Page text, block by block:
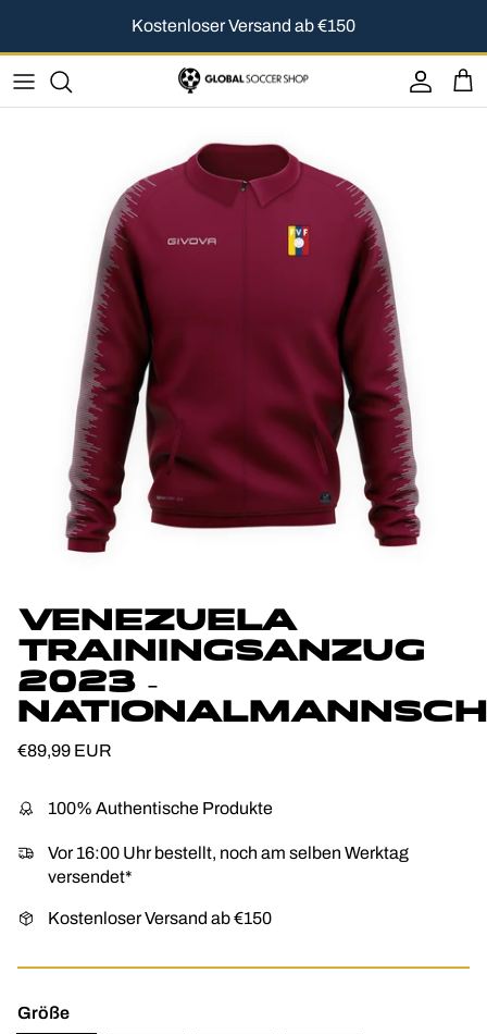
Kostenloser Versand ab €150
Konto
VENEZUELA
TRAININGSANZUG
2023 –
Normaler Preis
€89,99 EUR
100% Authentische Produkte
Vor 16:00 Uhr bestellt, noch am selben Werktag
versendet*
Kostenloser Versand ab €150
Größe